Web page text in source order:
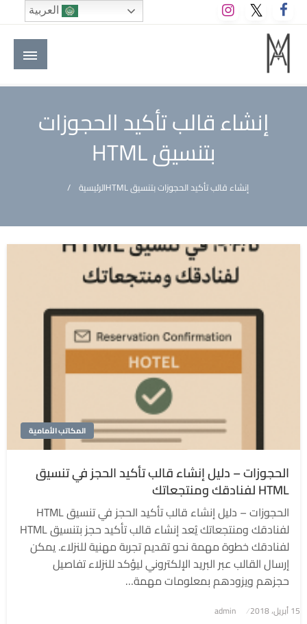
التخطي
إلى
المحتوى
M A hotels | إم ايه هوتيلز
الموقع الأول للعاملين في الفنادق في العالم العربي
إنشاء قالب تأكيد الحجوزات
بتنسيق HTML
الرئيسية إنشاء قالب تأكيد الحجوزات بتنسيق HTML
المكاتب الأمامية
الحجوزات – دليل إنشاء قالب تأكيد الحجز في تنسيق
HTML لفنادقك ومنتجعاتك
الحجوزات – دليل إنشاء قالب تأكيد الحجز في تنسيق HTML
لفنادقك ومنتجعاتك يُعد إنشاء قالب تأكيد حجز بتنسيق HTML
لفنادقك خطوة مهمة نحو تقديم تجربة مهنية للنزلاء. يمكن
إرسال القالب عبر البريد الإلكتروني ليؤكد للنزلاء تفاصيل
حجزهم ويزودهم بمعلومات مهمة…
نُشر
15 أبريل، 2018 admin
العربية